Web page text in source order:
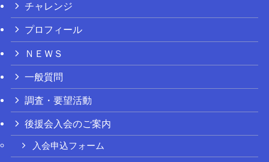
チャレンジ
プロフィール
ＮＥＷＳ
一般質問
調査・要望活動
後援会入会のご案内
入会申込フォーム